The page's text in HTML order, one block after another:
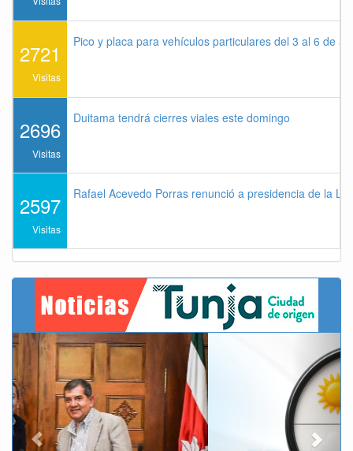
2721
Visitas
Pico y placa para vehículos particulares del 3 al 6 de
2696
Visitas
Duitama tendrá cierres viales este domingo
2597
Visitas
Rafael Acevedo Porras renunció a presidencia de la
Previous Next